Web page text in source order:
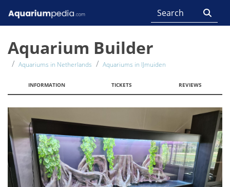
Aquarium Builder
Aquariums in Netherlands Aquariums in IJmuiden
INFORMATION TICKETS REVIEWS